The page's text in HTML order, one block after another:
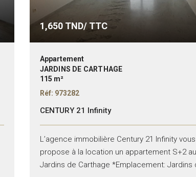
1,650TND/ TTC
Appartement
JARDINS DE CARTHAGE
115 m²
Réf: 973282
CENTURY 21 Infinity
L’agence immobilière Century 21 Infinity vous
propose à la location un appartement S+2
Jardins de Carthage *Emplacement: Jardins